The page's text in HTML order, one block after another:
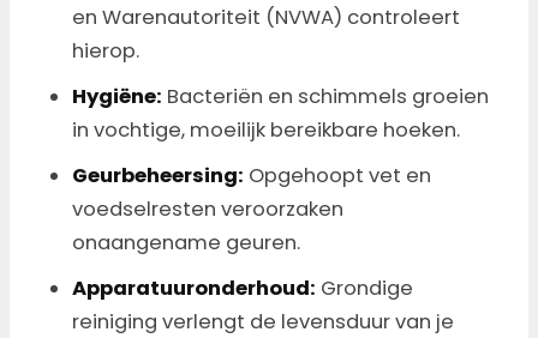
en Warenautoriteit (NVWA) controleert
hierop.
Hygiëne: Bacteriën en schimmels groeien
in vochtige, moeilijk bereikbare hoeken.
Geurbeheersing: Opgehoopt vet en
voedselresten veroorzaken
onaangename geuren.
Apparatuuronderhoud: Grondige
reiniging verlengt de levensduur van je